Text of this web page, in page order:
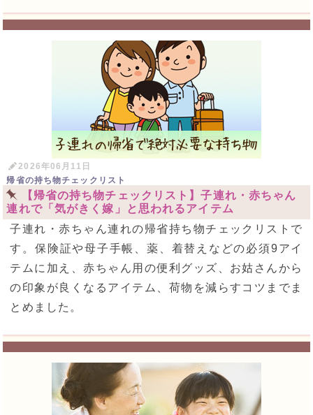
2026年06月11日
帰省の持ち物チェックリスト
【帰省の持ち物チェックリスト】子連れ・赤ちゃん
連れで「気がきく嫁」と思われるアイテム
子連れ・赤ちゃん連れの帰省持ち物チェックリストで
す。保険証や母子手帳、薬、着替えなどの必須9アイ
テムに加え、赤ちゃん用の便利グッズ、お姑さんから
の印象が良くなるアイテム、荷物を減らすコツまでま
とめました。